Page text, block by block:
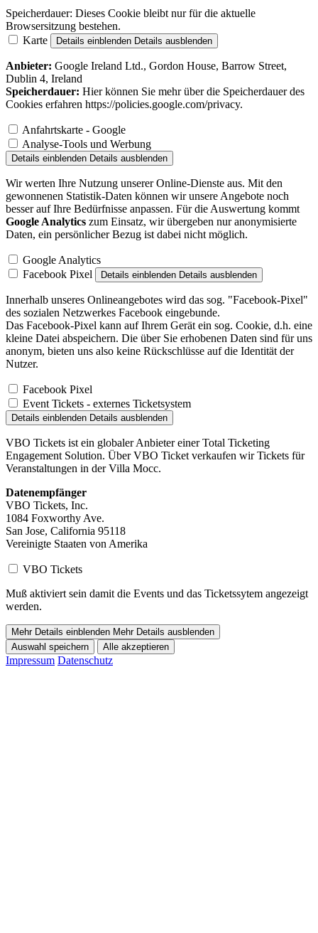
Speicherdauer: Dieses Cookie bleibt nur für die aktuelle
Browsersitzung bestehen.
Karte
Details einblenden Details ausblenden
Anbieter: Google Ireland Ltd., Gordon House, Barrow Street,
Dublin 4, Ireland
Speicherdauer: Hier können Sie mehr über die Speicherdauer des
Cookies erfahren https://policies.google.com/privacy.
Anfahrtskarte - Google
Analyse-Tools und Werbung
Details einblenden Details ausblenden
Wir werten Ihre Nutzung unserer Online-Dienste aus. Mit den
gewonnenen Statistik-Daten können wir unsere Angebote noch
besser auf Ihre Bedürfnisse anpassen. Für die Auswertung kommt
Google Analytics zum Einsatz, wir übergeben nur anonymisierte
Daten, ein persönlicher Bezug ist dabei nicht möglich.
Google Analytics
Facebook Pixel
Details einblenden Details ausblenden
Innerhalb unseres Onlineangebotes wird das sog. "Facebook-Pixel"
des sozialen Netzwerkes Facebook eingebunde.
Das Facebook-Pixel kann auf Ihrem Gerät ein sog. Cookie, d.h. eine
kleine Datei abspeichern. Die über Sie erhobenen Daten sind für uns
anonym, bieten uns also keine Rückschlüsse auf die Identität der
Nutzer.
Facebook Pixel
Event Tickets - externes Ticketsystem
Details einblenden Details ausblenden
VBO Tickets ist ein globaler Anbieter einer Total Ticketing
Engagement Solution. Über VBO Ticket verkaufen wir Tickets für
Veranstaltungen in der Villa Mocc.
Datenempfänger
VBO Tickets, Inc.
1084 Foxworthy Ave.
San Jose, California 95118
Vereinigte Staaten von Amerika
VBO Tickets
Muß aktiviert sein damit die Events und das Ticketssytem angezeigt
werden.
Mehr Details einblenden Mehr Details ausblenden
Auswahl speichern
Alle akzeptieren
Impressum Datenschutz